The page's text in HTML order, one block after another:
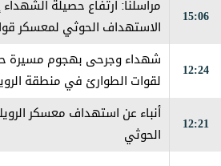
15:06
الاستهداف الحوثي لمعسكر
12:24
شهداء وجرحى بهجوم مسيرة
لقوات الطوارئ في منطقة
12:21
أنباء عن استهداف معسكر
الحوثي